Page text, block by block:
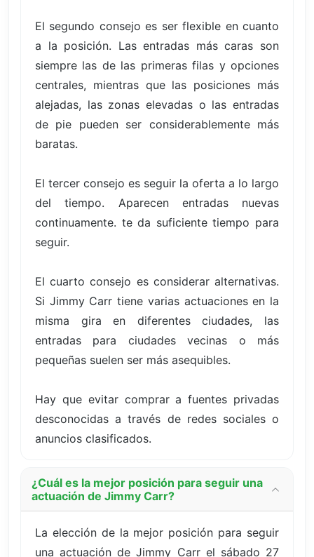
El segundo consejo es ser flexible en cuanto
a la posición. Las entradas más caras son
siempre las de las primeras filas y opciones
centrales, mientras que las posiciones más
alejadas, las zonas elevadas o las entradas
de pie pueden ser considerablemente más
baratas.
El tercer consejo es seguir la oferta a lo largo
del tiempo. Aparecen entradas nuevas
continuamente. te da suficiente tiempo para
seguir.
El cuarto consejo es considerar alternativas.
Si Jimmy Carr tiene varias actuaciones en la
misma gira en diferentes ciudades, las
entradas para ciudades vecinas o más
pequeñas suelen ser más asequibles.
Hay que evitar comprar a fuentes privadas
desconocidas a través de redes sociales o
anuncios clasificados.
¿Cuál es la mejor posición para seguir una
actuación de Jimmy Carr?
La elección de la mejor posición para seguir
una actuación de Jimmy Carr el sábado 27